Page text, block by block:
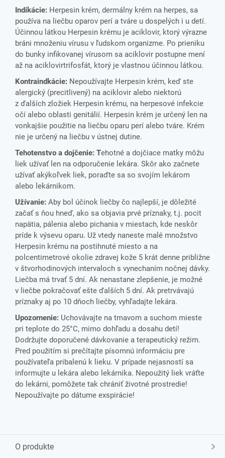
Indikácie: Herpesin krém, dermálny krém na herpes, sa
používa na liečbu oparov perí a tváre u dospelých i u detí.
Účinnou látkou Herpesin krému je aciklovir, ktorý výrazne
bráni množeniu vírusu v ľudskom organizme. Po prieniku
do bunky infikovanej vírusom sa aciklovir postupne mení
až na aciklovirtrifosfát, ktorý je vlastnou účinnou látkou.
Kontraindkácie: Nepoužívajte Herpesin krém, keď ste
alergický (precitlivený) na aciklovir alebo niektorú
z ďalších zložiek Herpesin krému, na herpesové infekcie
očí alebo oblasti genitálií. Herpesin krém je určený len na
vonkajšie použitie na liečbu oparu perí alebo tváre. Krém
nie je určený na liečbu v ústnej dutine.
Tehotenstvo a dojčenie: Tehotné a dojčiace matky môžu
liek užívať len na odporučenie lekára. Skôr ako začnete
užívať akýkoľvek liek, poraďte sa so svojím lekárom
alebo lekárnikom.
Užívanie: Aby bol účinok liečby čo najlepší, je dôležité
začať s ňou hneď, ako sa objavia prvé príznaky, t.j. pocit
napätia, pálenia alebo pichania v miestach, kde neskôr
príde k výsevu oparu. Už vtedy naneste malé množstvo
Herpesin krému na postihnuté miesto a na
polcentimetrové okolie zdravej kože 5 krát denne približne
v štvorhodinových intervaloch s vynechaním nočnej dávky.
Liečba má trvať 5 dní. Ak nenastane zlepšenie, je možné
v liečbe pokračovať ešte ďalších 5 dní. Ak pretrvávajú
príznaky aj po 10 dňoch liečby, vyhľadajte lekára.
Upozornenie: Uchovávajte na tmavom a suchom mieste
pri teplote do 25°C, mimo dohľadu a dosahu detí!
Dodržujte doporučené dávkovanie a terapeutický režim.
Pred použitím si prečítajte písomnú informáciu pre
používateľa pribalenú k lieku. V prípade nejasností sa
informujte u lekára alebo lekárnika. Nepoužitý liek vráťte
do lekárni, pomôžete tak chrániť životné prostredie!
Nepoužívajte po dátume exspirácie!
O produkte